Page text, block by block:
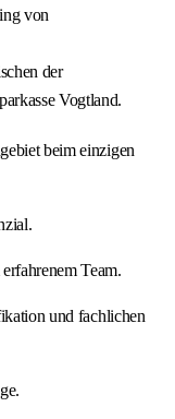
von
der
Vogtland.
beim einzigen
Team.
und fachlichen